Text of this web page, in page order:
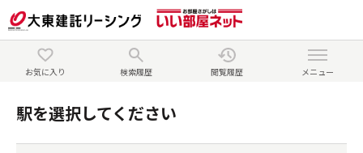
お気に入り 検索履歴 閲覧履歴 メニュー
駅を選択してください